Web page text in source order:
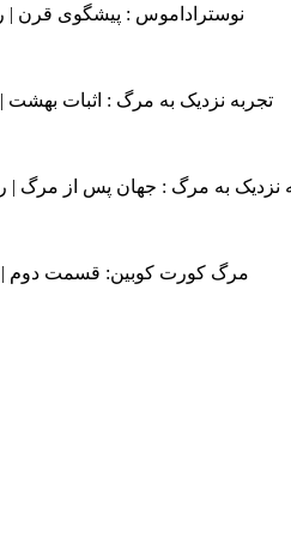
نوستراداموس : پیشگوی قرن
تجربه نزدیک به مرگ : اثبات
نزدیک به مرگ : جهان پس از مرگ |
مرگ کورت کوبین: قسمت دوم |